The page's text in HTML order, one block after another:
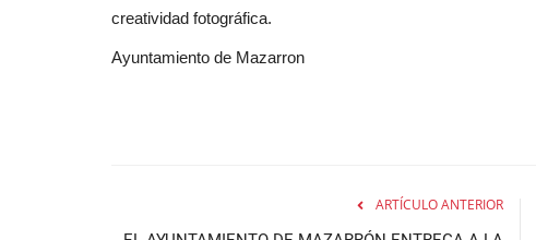
creatividad fotográfica.
Ayuntamiento de Mazarron
ARTÍCULO ANTERIOR